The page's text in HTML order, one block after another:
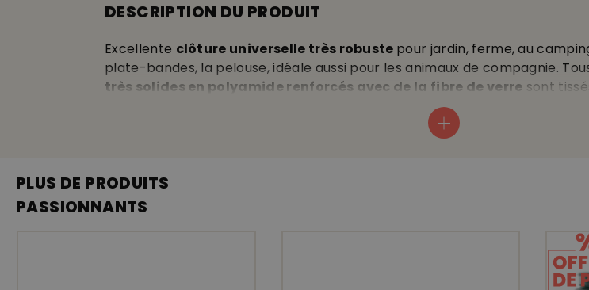
DESCRIPTION DU PRODUIT
Excellente clôture universelle très robuste pour jardin, ferme, au
plate-bandes, la pelouse, idéale aussi pour les animaux de compagnie.
très solides en polyamide renforcés avec de la fibre de verre sont
• longueur 20 m • hauteur
env. 0,5 x 0,5 cm • têtes de piquets avec oeillets • non-conducteur •
PLUS DE PRODUITS
PASSIONNANTS